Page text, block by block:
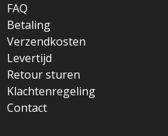
FAQ
Betaling
Verzendkosten
Levertijd
Retour sturen
Klachtenregeling
Contact